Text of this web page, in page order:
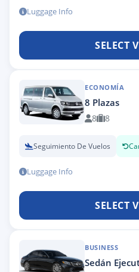
Luggage Info
SELECT
ECONOMÍA
8 Plazas
8 8
Seguimiento De Vuelos
Luggage Info
SELECT
BUSINESS
Sedán